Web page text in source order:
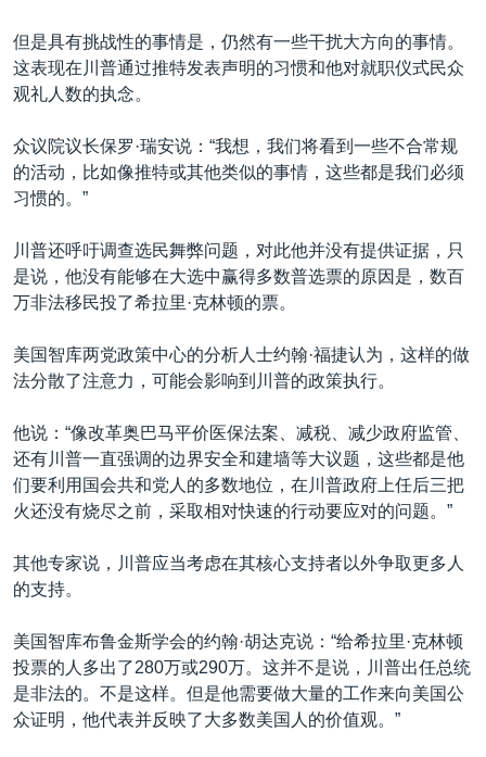
但是具有挑战性的事情是，仍然有一些干扰大方向的事情。
这表现在川普通过推特发表声明的习惯和他对就职仪式民众
观礼人数的执念。
众议院议长保罗·瑞安说：“我想，我们将看到一些不合常规
的活动，比如像推特或其他类似的事情，这些都是我们必须
习惯的。”
川普还呼吁调查选民舞弊问题，对此他并没有提供证据，只
是说，他没有能够在大选中赢得多数普选票的原因是，数百
万非法移民投了希拉里·克林顿的票。
美国智库两党政策中心的分析人士约翰·福捷认为，这样的做
法分散了注意力，可能会影响到川普的政策执行。
他说：“像改革奥巴马平价医保法案、减税、减少政府监管、
还有川普一直强调的边界安全和建墙等大议题，这些都是他
们要利用国会共和党人的多数地位，在川普政府上任后三把
火还没有烧尽之前，采取相对快速的行动要应对的问题。”
其他专家说，川普应当考虑在其核心支持者以外争取更多人
的支持。
美国智库布鲁金斯学会的约翰·胡达克说：“给希拉里·克林顿
投票的人多出了280万或290万。这并不是说，川普出任总统
是非法的。不是这样。但是他需要做大量的工作来向美国公
众证明，他代表并反映了大多数美国人的价值观。”